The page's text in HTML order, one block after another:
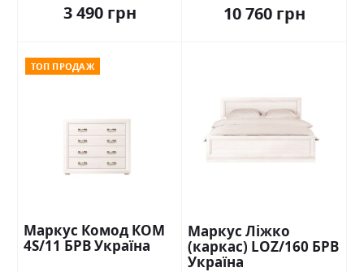
3 490 грн 10 760 грн
ТОП ПРОДАЖ
Маркус Комод КОМ
4S/11 БРВ Україна
Маркус Ліжко
(каркас) LOZ/160 БРВ
Україна